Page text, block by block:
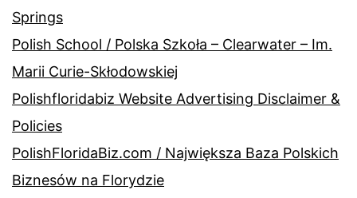
Springs
Polish School / Polska Szkoła – Clearwater – Im.
Marii Curie-Skłodowskiej
Polishfloridabiz Website Advertising Disclaimer &
Policies
PolishFloridaBiz.com / Największa Baza Polskich
Biznesów na Florydzie